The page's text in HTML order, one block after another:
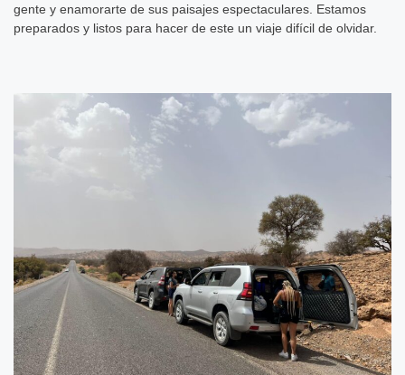
gente y enamorarte de sus paisajes espectaculares. Estamos
preparados y listos para hacer de este un viaje difícil de olvidar.